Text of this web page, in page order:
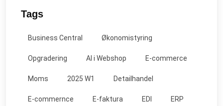
Tags
Business Central Økonomistyring
Opgradering AI i Webshop E-commerce
Moms 2025 W1 Detailhandel
E-commernce E-faktura EDI ERP